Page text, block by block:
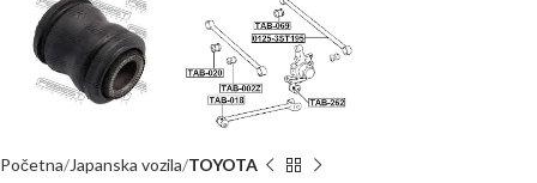
Početna Japanska vozila TOYOTA